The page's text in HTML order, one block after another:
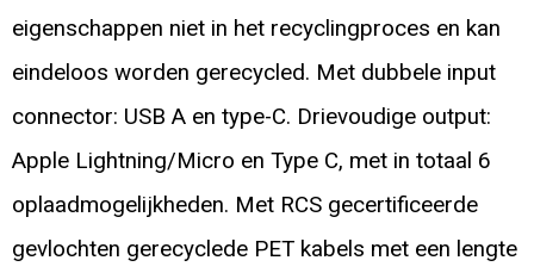
eigenschappen niet in het recyclingproces en kan
eindeloos worden gerecycled. Met dubbele input
connector: USB A en type-C. Drievoudige output:
Apple Lightning/Micro en Type C, met in totaal 6
oplaadmogelijkheden. Met RCS gecertificeerde
gevlochten gerecyclede PET kabels met een lengte